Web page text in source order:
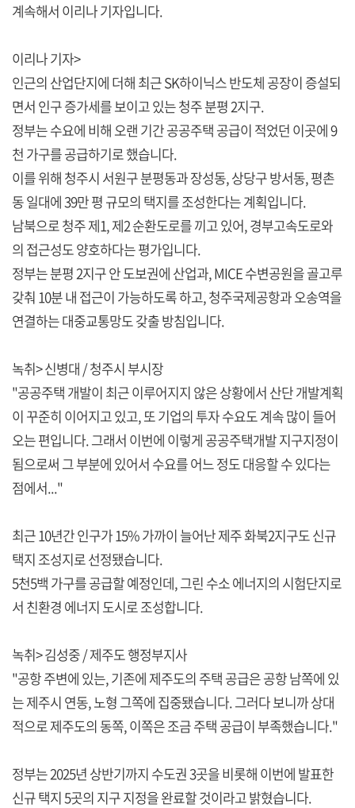
계속해서 이리나 기자입니다.
이리나 기자>
인근의 산업단지에 더해 최근 SK하이닉스 반도체 공장이 증설되
면서 인구 증가세를 보이고 있는 청주 분평 2지구.
정부는 수요에 비해 오랜 기간 공공주택 공급이 적었던 이곳에 9
천 가구를 공급하기로 했습니다.
이를 위해 청주시 서원구 분평동과 장성동, 상당구 방서동, 평촌
동 일대에 39만 평 규모의 택지를 조성한다는 계획입니다.
남북으로 청주 제1, 제2 순환도로를 끼고 있어, 경부고속도로와
의 접근성도 양호하다는 평가입니다.
정부는 분평 2지구 안 도보권에 산업과, MICE 수변공원을 골고루
갖춰 10분 내 접근이 가능하도록 하고, 청주국제공항과 오송역을
연결하는 대중교통망도 갖출 방침입니다.
녹취> 신병대 / 청주시 부시장
"공공주택 개발이 최근 이루어지지 않은 상황에서 산단 개발계획
이 꾸준히 이어지고 있고, 또 기업의 투자 수요도 계속 많이 들어
오는 편입니다. 그래서 이번에 이렇게 공공주택개발 지구지정이
됨으로써 그 부분에 있어서 수요를 어느 정도 대응할 수 있다는
점에서..."
최근 10년간 인구가 15% 가까이 늘어난 제주 화북2지구도 신규
택지 조성지로 선정됐습니다.
5천5백 가구를 공급할 예정인데, 그린 수소 에너지의 시험단지로
서 친환경 에너지 도시로 조성합니다.
녹취> 김성중 / 제주도 행정부지사
"공항 주변에 있는, 기존에 제주도의 주택 공급은 공항 남쪽에 있
는 제주시 연동, 노형 그쪽에 집중됐습니다. 그러다 보니까 상대
적으로 제주도의 동쪽, 이쪽은 조금 주택 공급이 부족했습니다."
정부는 2025년 상반기까지 수도권 3곳을 비롯해 이번에 발표한
신규 택지 5곳의 지구 지정을 완료할 것이라고 밝혔습니다.